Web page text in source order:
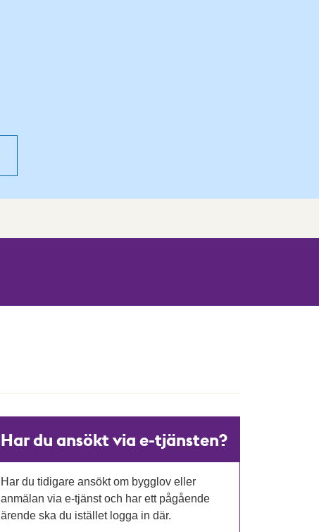
Har du ansökt via e-tjänsten?
Har du tidigare ansökt om bygglov eller
anmälan via e-tjänst och har ett pågående
ärende ska du istället logga in där.